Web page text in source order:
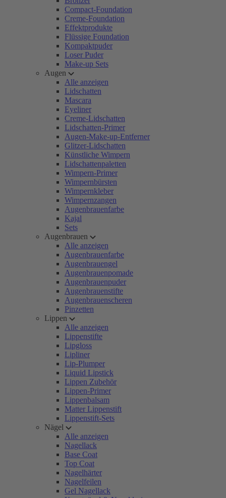
Compact-Foundation
Creme-Foundation
Effektprodukte
Flüssige Foundation
Kompaktpuder
Loser Puder
Make-up Sets
Augen
Alle anzeigen
Lidschatten
Mascara
Eyeliner
Creme-Lidschatten
Lidschatten-Primer
Augen-Make-up-Entferner
Glitzer-Lidschatten
Künstliche Wimpern
Lidschattenpaletten
Wimpern-Primer
Wimpernbürsten
Wimpernkleber
Wimpernzangen
Augenbrauenfarbe
Kajal
Sets
Augenbrauen
Alle anzeigen
Augenbrauenfarbe
Augenbrauengel
Augenbrauenpomade
Augenbrauenpuder
Augenbrauenstifte
Augenbrauenscheren
Pinzetten
Lippen
Alle anzeigen
Lippenstifte
Lipgloss
Lipliner
Lip-Plumper
Liquid Lipstick
Lippen Zubehör
Lippen-Primer
Lippenbalsam
Matter Lippenstift
Lippenstift-Sets
Nägel
Alle anzeigen
Nagellack
Base Coat
Top Coat
Nagelhärter
Nagelfeilen
Gel Nagellack